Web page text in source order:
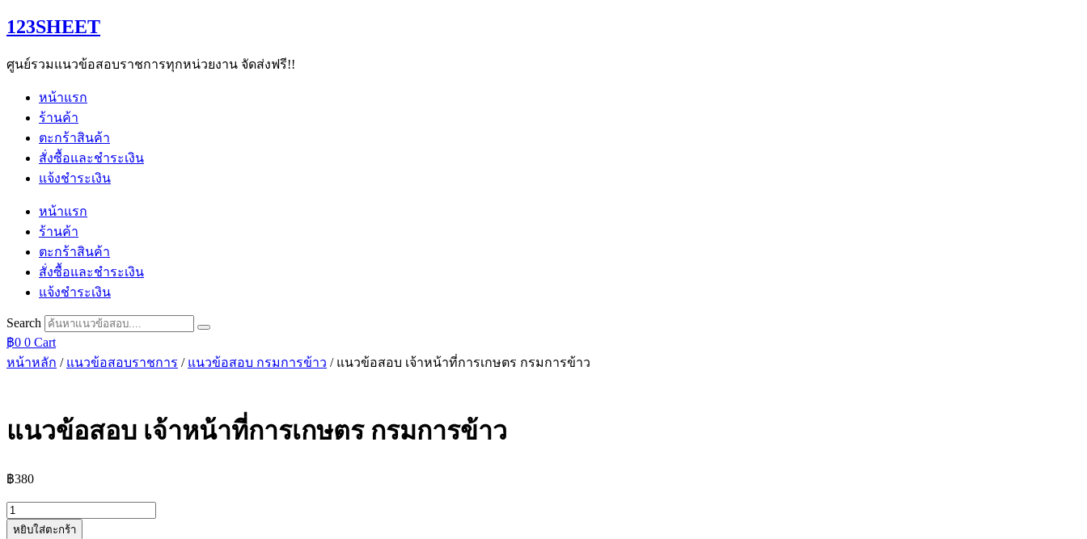
Skip
to
123SHEET
ศูนย์รวมแนวข้อสอบราชการทุกหน่วยงาน จัดส่งฟรี!!
หน้าแรก
ร้านค้า
ตะกร้าสินค้า
สั่งซื้อและชำระเงิน
แจ้งชำระเงิน
หน้าแรก
ร้านค้า
ตะกร้าสินค้า
สั่งซื้อและชำระเงิน
แจ้งชำระเงิน
Search
฿0 0 Cart
หน้าหลัก / แนวข้อสอบราชการ / แนวข้อสอบ กรมการข้าว / แนวข้อสอบ เจ้าหน้าที่การเกษตร กรมการข้าว
แนวข้อสอบ เจ้าหน้าที่การเกษตร กรมการข้าว
฿380
จำนวน
แนว
หยิบใส่ตะกร้า